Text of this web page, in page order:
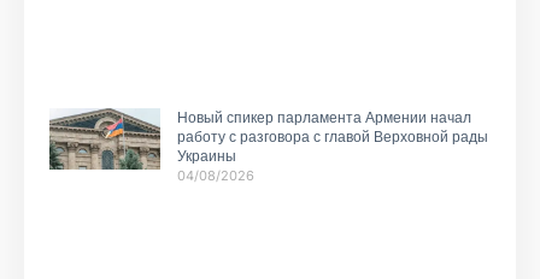
Новый спикер парламента Армении начал
работу с разговора с главой Верховной рады
Украины
04/08/2026